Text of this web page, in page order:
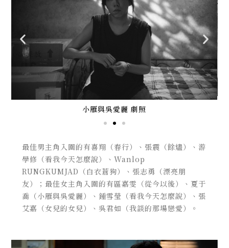
小雁與吳愛麗 劇照
最佳男主角入圍的有喜翔（春行）、張震（餘燼）、游
學修（看我今天怎麼說）、Wanlop
RUNGKUMJAD（白衣蒼狗）、張志勇（漂亮朋
友）；最佳女主角入圍的有區嘉雯（從今以後）、夏于
喬（小雁與吳愛麗）、鍾雪瑩（看我今天怎麼說）、張
艾嘉（女兒的女兒）、吳君如（我談的那場戀愛）。